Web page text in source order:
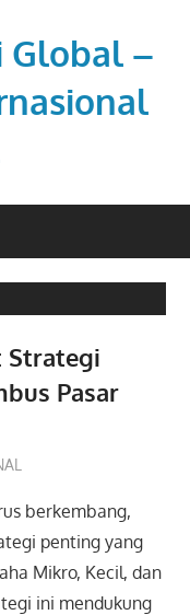
Global –
Strategi
Pasar
berkembang,
penting yang
Mikro, Kecil, dan
ini mendukung